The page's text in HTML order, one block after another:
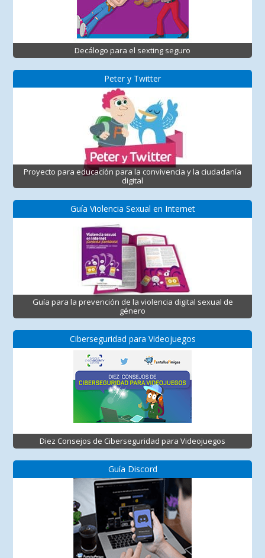
Decálogo para el sexting seguro
Peter y Twitter
Proyecto para educación para la convivencia y la ciudadanía
digital
Guía Violencia Sexual en Internet
Guía para la prevención de la violencia digital sexual de
género
Ciberseguridad para Videojuegos
Diez Consejos de Ciberseguridad para Videojuegos
Guía Discord